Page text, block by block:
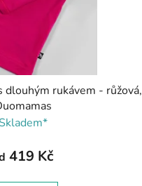
dlouhým rukávem - růžová,
Skladem*
419 Kč